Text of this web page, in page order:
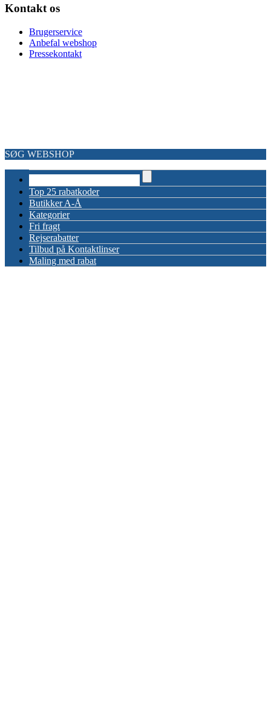
Kontakt os
Brugerservice
Anbefal webshop
Pressekontakt
SØG WEBSHOP
Top 25 rabatkoder
Butikker A-Å
Kategorier
Fri fragt
Rejserabatter
Tilbud på Kontaktlinser
Maling med rabat